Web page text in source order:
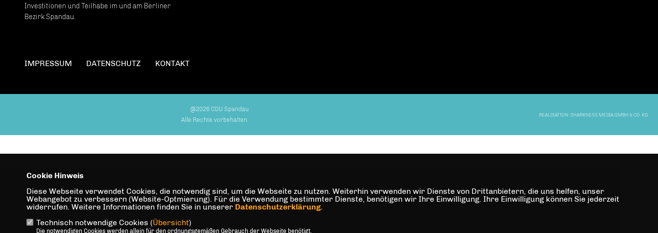
Investitionen und Teilhabe im und am Berliner
Bezirk Spandau.
IMPRESSUM DATENSCHUTZ KONTAKT
@2026 CDU Spandau
Alle Rechte vorbehalten.
REALISATION: SHARKNESS MEDIA GMBH & CO. KG
Cookie Hinweis
Diese Webseite verwendet Cookies, die notwendig sind, um die Webseite zu nutzen. Weiterhin verwenden wir Dienste von Drittanbietern, die uns helfen, unser
Webangebot zu verbessern (Website-Optmierung). Für die Verwendung bestimmter Dienste, benötigen wir Ihre Einwilligung. Ihre Einwilligung können Sie jederzeit
widerrufen. Weitere Informationen finden Sie in unserer Datenschutzerklärung.
Technisch notwendige Cookies (Übersicht)
Die notwendigen Cookies werden allein für den ordnungsgemäßen Gebrauch der Webseite benötigt.